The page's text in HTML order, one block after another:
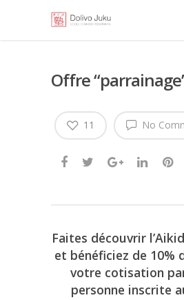
Offre
No
11
Faites découvrir
et bénéficiez de 10%
votre cotisation
personne inscrite